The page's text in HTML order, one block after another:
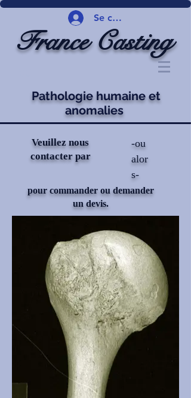
Se connecter
France Casting
Pathologie humaine et
anomalies
Veuillez nous
contacter par
-ou
alor
s-
pour commander ou demander
un devis.